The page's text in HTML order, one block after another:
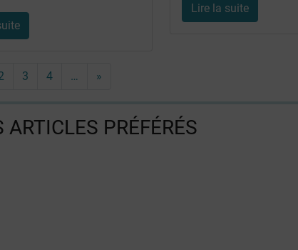
Lire la suite
3 4 … »
ARTICLES PRÉFÉRÉS